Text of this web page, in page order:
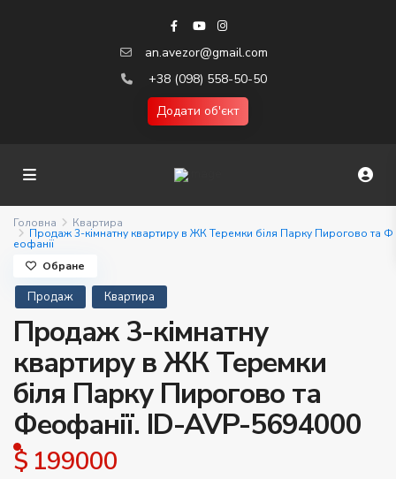
an.avezor@gmail.com
+38 (098) 558-50-50
Додати об'єкт
Головна Квартира
Продаж 3-кімнатну квартиру в ЖК Теремки біля Парку Пирогово та Ф
еофанії
Продаж Квартира
Продаж 3-кімнатну
квартиру в ЖК Теремки
біля Парку Пирогово та
Феофанії. ID-AVP-5694000
$ 199000
Обране